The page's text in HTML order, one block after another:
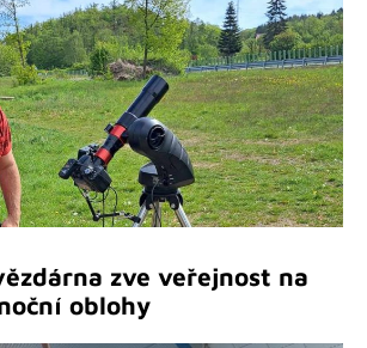
zve veřejnost na
oblohy